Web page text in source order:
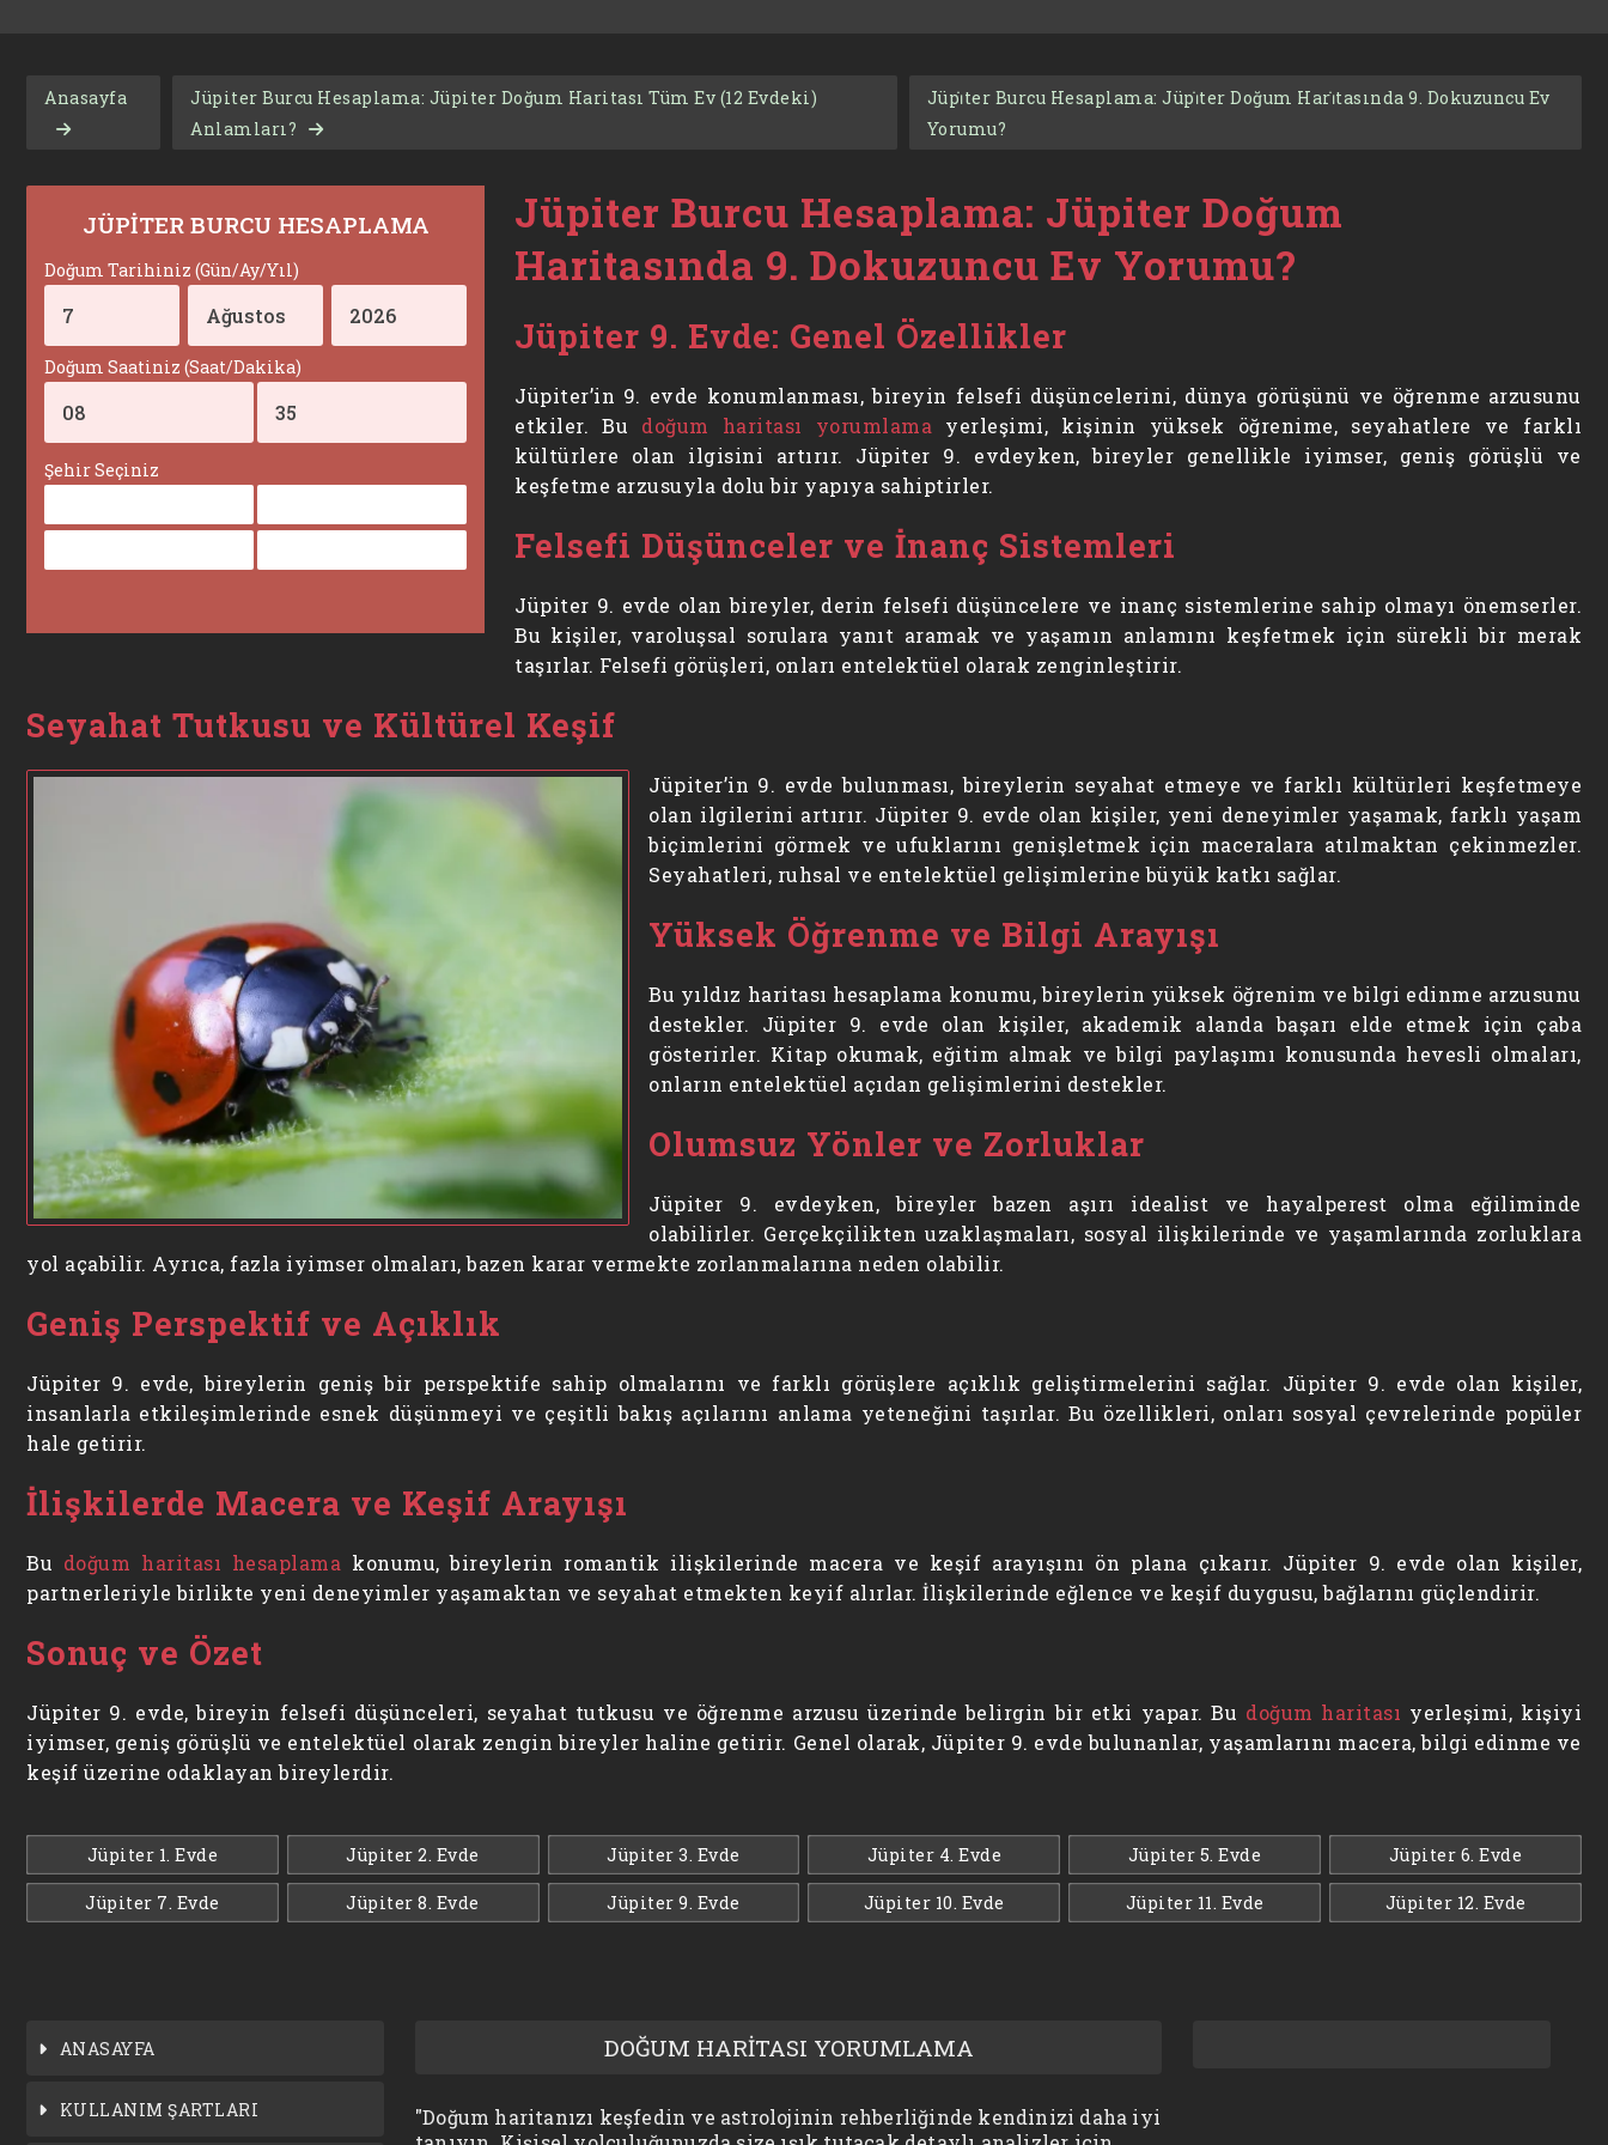
Anasayfa
Jüpiter Burcu Hesaplama: Jüpiter Doğum Haritası Tüm Ev (12 Evdeki)
Anlamları?
Jüpi̇ter Burcu Hesaplama: Jüpi̇ter Doğum Hari̇tasında 9. Dokuzuncu Ev
Yorumu?
JÜPİTER BURCU HESAPLAMA
Doğum Tarihiniz (Gün/Ay/Yıl)
Doğum Saatiniz (Saat/Dakika)
Şehir Seçiniz
Jüpiter Burcu Hesaplama: Jüpiter Doğum
Haritasında 9. Dokuzuncu Ev Yorumu?
Jüpiter 9. Evde: Genel Özellikler
Jüpiter’in 9. evde konumlanması, bireyin felsefi düşüncelerini, dünya görüşünü ve öğrenme arzusunu
etkiler. Bu doğum haritası yorumlama yerleşimi, kişinin yüksek öğrenime, seyahatlere ve farklı
kültürlere olan ilgisini artırır. Jüpiter 9. evdeyken, bireyler genellikle iyimser, geniş görüşlü ve
keşfetme arzusuyla dolu bir yapıya sahiptirler.
Felsefi Düşünceler ve İnanç Sistemleri
Jüpiter 9. evde olan bireyler, derin felsefi düşüncelere ve inanç sistemlerine sahip olmayı önemserler.
Bu kişiler, varoluşsal sorulara yanıt aramak ve yaşamın anlamını keşfetmek için sürekli bir merak
taşırlar. Felsefi görüşleri, onları entelektüel olarak zenginleştirir.
Seyahat Tutkusu ve Kültürel Keşif
Jüpiter’in 9. evde bulunması, bireylerin seyahat etmeye ve farklı kültürleri keşfetmeye
olan ilgilerini artırır. Jüpiter 9. evde olan kişiler, yeni deneyimler yaşamak, farklı yaşam
biçimlerini görmek ve ufuklarını genişletmek için maceralara atılmaktan çekinmezler.
Seyahatleri, ruhsal ve entelektüel gelişimlerine büyük katkı sağlar.
Yüksek Öğrenme ve Bilgi Arayışı
Bu yıldız haritası hesaplama konumu, bireylerin yüksek öğrenim ve bilgi edinme arzusunu
destekler. Jüpiter 9. evde olan kişiler, akademik alanda başarı elde etmek için çaba
gösterirler. Kitap okumak, eğitim almak ve bilgi paylaşımı konusunda hevesli olmaları,
onların entelektüel açıdan gelişimlerini destekler.
Olumsuz Yönler ve Zorluklar
Jüpiter 9. evdeyken, bireyler bazen aşırı idealist ve hayalperest olma eğiliminde
olabilirler. Gerçekçilikten uzaklaşmaları, sosyal ilişkilerinde ve yaşamlarında zorluklara
yol açabilir. Ayrıca, fazla iyimser olmaları, bazen karar vermekte zorlanmalarına neden olabilir.
Geniş Perspektif ve Açıklık
Jüpiter 9. evde, bireylerin geniş bir perspektife sahip olmalarını ve farklı görüşlere açıklık geliştirmelerini sağlar. Jüpiter 9. evde olan kişiler,
insanlarla etkileşimlerinde esnek düşünmeyi ve çeşitli bakış açılarını anlama yeteneğini taşırlar. Bu özellikleri, onları sosyal çevrelerinde popüler
hale getirir.
İlişkilerde Macera ve Keşif Arayışı
Bu doğum haritası hesaplama konumu, bireylerin romantik ilişkilerinde macera ve keşif arayışını ön plana çıkarır. Jüpiter 9. evde olan kişiler,
partnerleriyle birlikte yeni deneyimler yaşamaktan ve seyahat etmekten keyif alırlar. İlişkilerinde eğlence ve keşif duygusu, bağlarını güçlendirir.
Sonuç ve Özet
Jüpiter 9. evde, bireyin felsefi düşünceleri, seyahat tutkusu ve öğrenme arzusu üzerinde belirgin bir etki yapar. Bu doğum haritası yerleşimi, kişiyi
iyimser, geniş görüşlü ve entelektüel olarak zengin bireyler haline getirir. Genel olarak, Jüpiter 9. evde bulunanlar, yaşamlarını macera, bilgi edinme ve
keşif üzerine odaklayan bireylerdir.
Jüpiter 1. Evde Jüpiter 2. Evde Jüpiter 3. Evde Jüpiter 4. Evde Jüpiter 5. Evde Jüpiter 6. Evde
Jüpiter 7. Evde Jüpiter 8. Evde Jüpiter 9. Evde Jüpiter 10. Evde Jüpiter 11. Evde Jüpiter 12. Evde
ANASAYFA
KULLANIM ŞARTLARI
DOĞUM HARİTASI YORUMLAMA
"Doğum haritanızı keşfedin ve astrolojinin rehberliğinde kendinizi daha iyi